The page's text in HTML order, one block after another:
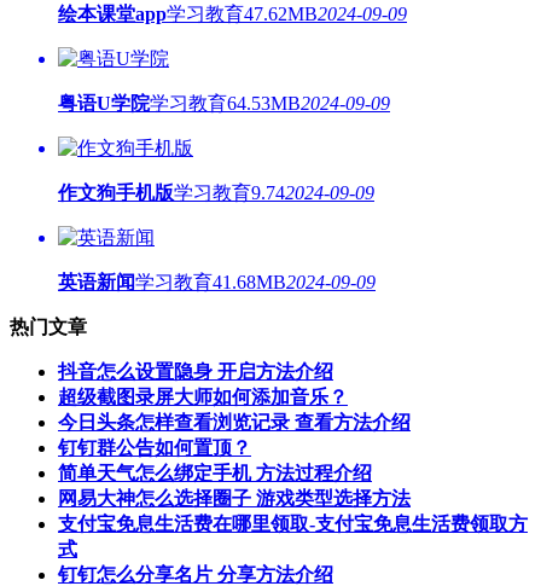
绘本课堂app学习教育47.62MB2024-09-09
粤语U学院学习教育64.53MB2024-09-09
作文狗手机版学习教育9.742024-09-09
英语新闻学习教育41.68MB2024-09-09
热门文章
抖音怎么设置隐身 开启方法介绍
超级截图录屏大师如何添加音乐？
今日头条怎样查看浏览记录 查看方法介绍
钉钉群公告如何置顶？
简单天气怎么绑定手机 方法过程介绍
网易大神怎么选择圈子 游戏类型选择方法
支付宝免息生活费在哪里领取-支付宝免息生活费领取方
式
钉钉怎么分享名片 分享方法介绍